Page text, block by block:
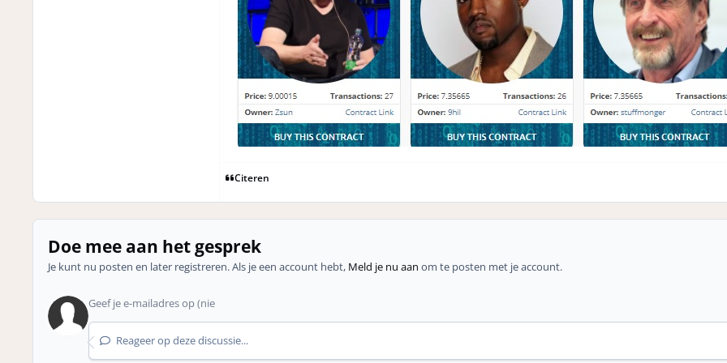
Citeren
Doe mee aan het gesprek
Je kunt nu posten en later registreren. Als je een account hebt, Meld je nu aan om te posten met je account.
Reageer op deze discussie...